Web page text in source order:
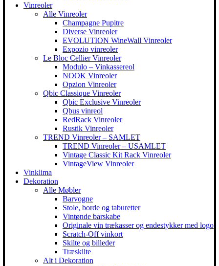
Vinreoler
Alle Vinreoler
Champagne Pupitre
Diverse Vinreoler
EVOLUTION WineWall Vinreoler
Expozio vinreoler
Le Bloc Cellier Vinreoler
Modulo – Vinkassereol
NOOK Vinreoler
Opzion Vinreoler
Qbic Classique Vinreoler
Qbic Exclusive Vinreoler
Qbus vinreol
RedRack Vinreoler
Rustik Vinreoler
TREND Vinreoler – SAMLET
TREND Vinreoler – USAMLET
Vintage Classic Kit Rack Vinreoler
VintageView Vinreoler
Vinklima
Dekoration
Alle Møbler
Barvogne
Stole, borde og taburetter
Vintønde barskabe
Originale vin trækasser og endestykker med logo
Scratch-Off vinkort
Skilte og billeder
Træskilte
Alt i Dekoration